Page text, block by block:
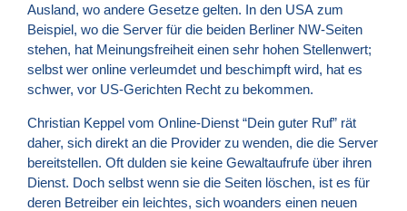
Ausland, wo andere Gesetze gelten. In den USA zum
Beispiel, wo die Server für die beiden Berliner NW-Seiten
stehen, hat Meinungsfreiheit einen sehr hohen Stellenwert;
selbst wer online verleumdet und beschimpft wird, hat es
schwer, vor US-Gerichten Recht zu bekommen.
Christian Keppel vom Online-Dienst “Dein guter Ruf” rät
daher, sich direkt an die Provider zu wenden, die die Server
bereitstellen. Oft dulden sie keine Gewaltaufrufe über ihren
Dienst. Doch selbst wenn sie die Seiten löschen, ist es für
deren Betreiber ein leichtes, sich woanders einen neuen